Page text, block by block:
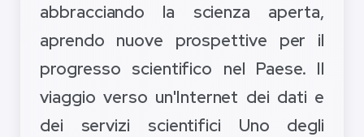
abbracciando la scienza aperta,
aprendo nuove prospettive per il
progresso scientifico nel Paese. Il
viaggio verso un'Internet dei dati e
dei servizi scientifici Uno degli